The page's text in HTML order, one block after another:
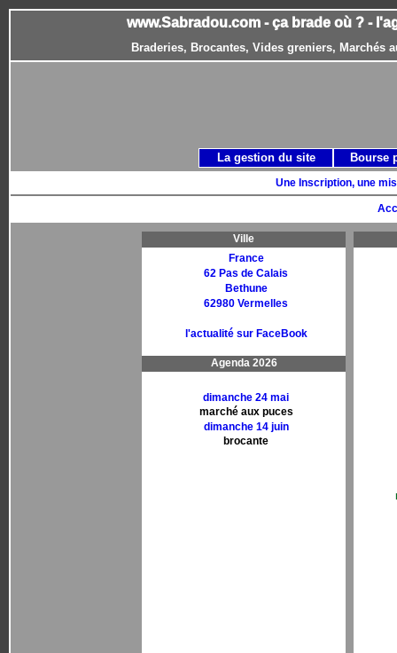
www.Sabradou.com - ça brade où ? -
Braderies, Brocantes, Vides greniers, Marchés
Une Inscription, une
Ville
France
62 Pas de Calais
Bethune
62980 Vermelles
l'actualité sur FaceBook
Agenda 2026
dimanche 24 mai
marché aux puces
dimanche 14 juin
brocante
La gestion du site Bourse